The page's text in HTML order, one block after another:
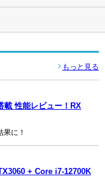
もっと見る
載 性能レビュー！RX
に！
+ Core i7-12700K